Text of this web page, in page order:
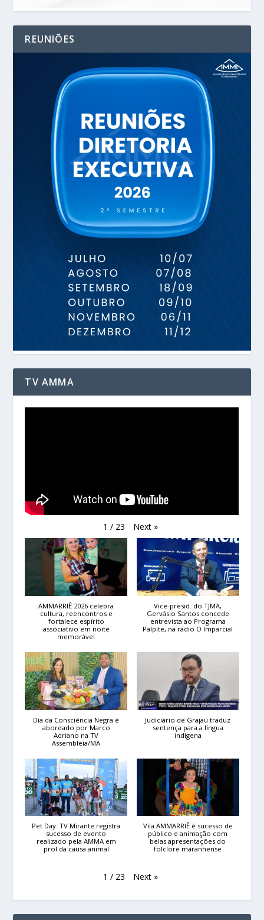
REUNIÕES
TV AMMA
1 / 23 Next »
AMMARRIÊ 2026 celebra
cultura, reencontros e
fortalece espírito
associativo em noite
memorável
Vice-presid. do TJMA,
Gervásio Santos concede
entrevista ao Programa
Palpite, na rádio O Imparcial
Dia da Consciência Negra é
abordado por Marco
Adriano na TV
Assembleia/MA
Judiciário de Grajaú traduz
sentença para a língua
indígena
Pet Day: TV Mirante registra
sucesso de evento
realizado pela AMMA em
prol da causa animal
Vila AMMARRIÊ é sucesso de
público e animação com
belas apresentações do
folclore maranhense
1 / 23 Next »